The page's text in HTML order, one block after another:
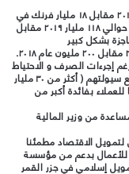
و ارتفعت الصادرات بنسبة ١٨٪ ( تقريبا ٢١ مليار عام ٢٠١٩ مقابل ١٨ مليار فرنك في
٢٠١٨ ) وشهدت الواردات انكماشا خفيفا بنسبة -٠،٦٪ ( حوالي ١١٨ مليار ٢٠١٩ مقابل
ويشهد قطاع البنوك تحسنا كبيرا مع ١ مليار فرنك ٢٠١٩ مقابل ٢٠٠ مليون عام ٢٠١٨.
إجرءات الصرف و الاحتياط
المقدم من مؤسسات الدين. وتلك الأخيرة تفضل وضع سيولتهم ( أكثر من ٣٠ مليار
بفائدة أكبر من
من وزير المالية
الاقتصاد مطمئنا
للأعمال بدعم من مؤسسة
إسلامي في جزر القمر